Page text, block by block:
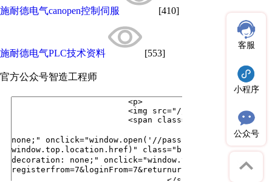
施耐德电气canopen控制伺服 [410]
施耐德电气PLC技术资料 [553]
官方公众号智造工程师
客服
小程序
公众号